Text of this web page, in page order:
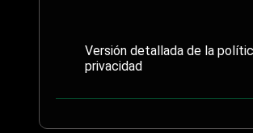
Versión detallada de la
privacidad